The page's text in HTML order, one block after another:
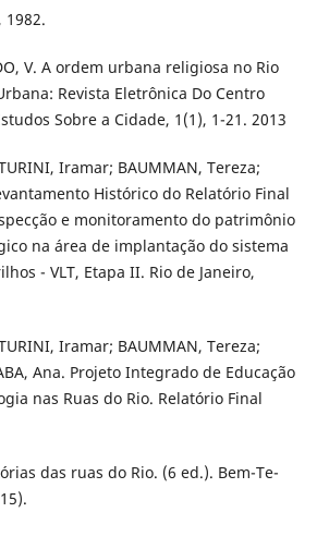
1982.
V. A ordem urbana religiosa no Rio
Revista Eletrônica Do Centro
Sobre a Cidade, 1(1), 1-21. 2013
Iramar; BAUMMAN, Tereza;
Histórico do Relatório Final
e monitoramento do patrimônio
na área de implantação do sistema
- VLT, Etapa II. Rio de Janeiro,
Iramar; BAUMMAN, Tereza;
Ana. Projeto Integrado de Educação
nas Ruas do Rio. Relatório Final
das ruas do Rio. (6 ed.). Bem-Te-